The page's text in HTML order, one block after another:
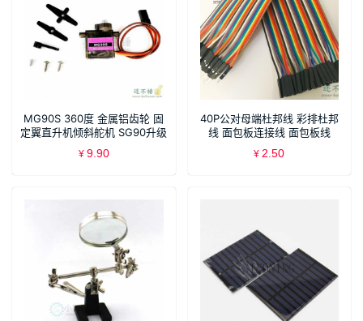
MG90S 360度 金属铝齿轮 固
定翼直升机倾斜舵机 SG90升级
版伺服器
¥ 9.90
40P公对母端杜邦线 彩排杜邦
线 面包板连接线 面包板线
20CM
¥ 2.50